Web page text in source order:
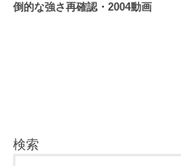
倒的な強さ再確認・2004動画
検索